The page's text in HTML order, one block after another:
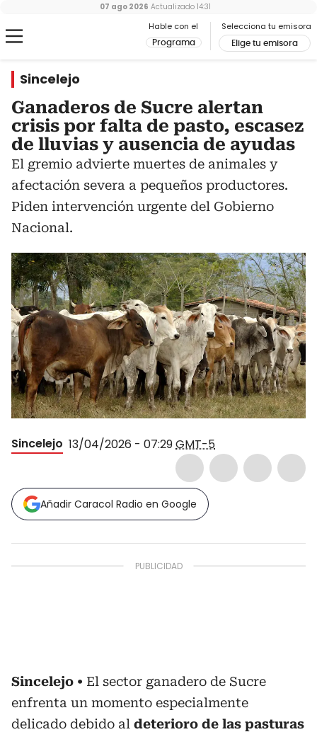
Hable con el
Programa
Selecciona tu emisora
Elige tu emisora
07 ago 2026 Actualizado 14:31
Sincelejo
Ganaderos de Sucre alertan
crisis por falta de pasto, escasez
de lluvias y ausencia de ayudas
El gremio advierte muertes de animales y
afectación severa a pequeños productores.
Piden intervención urgente del Gobierno
Nacional.
Sincelejo 13/04/2026 - 07:29GMT-5
Añadir Caracol Radio en Google
Sincelejo
El sector ganadero de Sucre
enfrenta un momento especialmente
delicado debido al deterioro de las pasturas